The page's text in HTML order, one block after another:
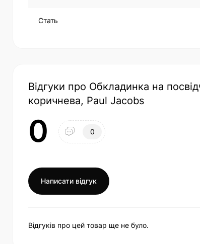
Стать
Відгуки про Обкладинка на
коричнева, Paul Jacobs
0 0
Написати відгук
Відгуків про цей товар ще не було.